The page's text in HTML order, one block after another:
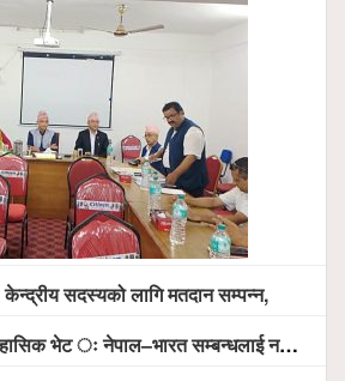
केन्द्रीय सदस्यको लागि मतदान सम्पन्न,
नेपाल–भारत सम्बन्धलाई नयाँ उचाइमा पु¥याउने साझा प्रतिबद्धता